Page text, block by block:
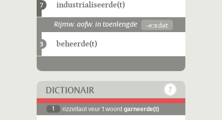
7 industrialiseerde(t)
Rijmw. aofw. in toenlengde -eːʀdət
3 beheerde(t)
DICTIONAIR
1 rizzeltaot veur 't woord garneerde(t)